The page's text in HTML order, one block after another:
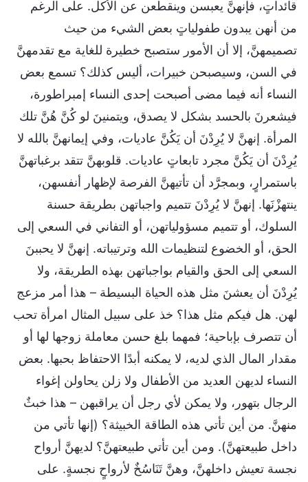
قائداتٍ، فإنهنَّ يعبسن وينقطعن عن الأكل. على الرغم
من أنهن يبدون طفولياتٍ بعض الشيء من حيث
تصميمهنَّ، إلا أن الأمور ستصبح خطيرة للغاية مع تقدمهنَّ
في السن، وسيصبحن خبيرات، أليس كذلك؟ تسمع بعض
النساء أنه فيما مضى أصبحت إحدى النساء إمبراطورة،
فيشعرنَ بالحسد بشكل لا يصدق، ويتمنينَ لو كُنَّ هُنَّ تلك
المرأة. إنهنَّ لا يُرِدْنَ أن يَكُنَّ عاديات، وفي إيمانهنَّ بالله لا
يُرِدْنَ أن يَكُنَّ مجرد تابعاتٍ عاديات. قلوبهنَّ تتقد برغباتهنَّ
باستمرارٍ، وبمجرَّد أن تأتيهنَّ الفرصة لإظهار أنفسهن،
ينتهزْنَها. إنهنَّ لا يُرِدْنَ تتميم واجباتهن بطريقة حسنة
السلوك، أو تتميم مسؤولياتهن، أو التفاني في السعي إلى
الحق، أو الخضوع لتنظيمات الله وترتيباته. إنهنَّ لا يحببنَ
السعي إلى الحق والقيام بواجباتهن بهذه الطريقة، ولا
يُرِدْنَ أن يعشنَ مثل هذه الحياة البسيطة – هذا أمر مزعج
لهن. هل فيكم مثل هذا؟ خذ على سبيل المثال امرأة تحب
أن تتصرف بإباحية؛ فمهما بلغ حسن معاملة زوجها لها أو
مقدار المال الذي لديه، لا يمكنه أبدًا الاحتفاظ بحبها. بعض
النساء لديهن العديد من الأطفال ولا زلن يحاولن إغواء
الرجال بتهور، ولا يمكن لأي رجل أن يراقبهن – هذا خبثٌ
منهنَّ. من أين تأتي هذه الطاقة الخبيثة؟ (إنها تأتي من
داخل طبيعتهنَّ). ومن أين تأتي طبيعتهنَّ؟ لديهنَّ أرواح
نجسة تعيش داخلهنَّ، وهنَّ تَنَاسُخٌ لأرواحٍ نجسةٍ. على